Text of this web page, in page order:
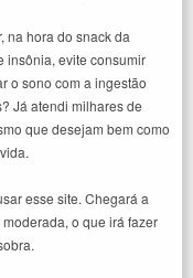
na hora do snack da
insônia, evite consumir
o sono com a ingestão
Já atendi milhares de
que desejam bem como
esse site. Chegará a
o que irá fazer